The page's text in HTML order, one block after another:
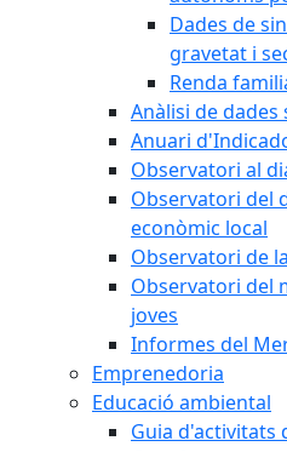
Dades de
gravetat i
Renda
Anàlisi de
Anuari
Observatori al
Observatori del
econòmic local
Observatori de
Observatori del
joves
Informes del
Emprenedoria
Educació ambiental
Guia d'activitats